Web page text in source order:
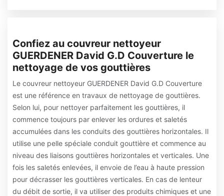
Confiez au couvreur nettoyeur
GUERDENER David G.D Couverture le
nettoyage de vos gouttières
Le couvreur nettoyeur GUERDENER David G.D Couverture
est une référence en travaux de nettoyage de gouttières.
Selon lui, pour nettoyer parfaitement les gouttières, il
commence toujours par enlever les ordures et saletés
accumulées dans les conduits des gouttières horizontales. Il
utilise une pelle spéciale conduit gouttière et commence au
niveau des liaisons gouttières horizontales et verticales. Une
fois les saletés enlevées, il envoie de l’eau à haute pression
pour décrasser les gouttières verticales. En cas de lenteur
du débit de sortie, il va utiliser des produits chimiques et une